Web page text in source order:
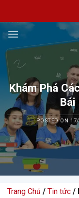
content
Khám Phá
Bái
POSTED ON
Trang Chủ / Tin tức /